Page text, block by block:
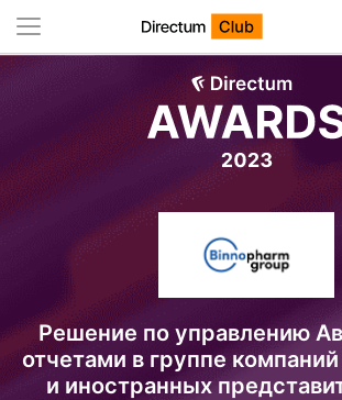
Решение по управлению
отчетами в группе
и иностранных